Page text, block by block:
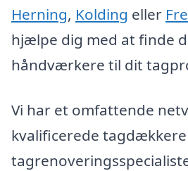
Herning, Kolding eller
hjælpe dig med at finde
håndværkere til dit
Vi har et omfattende
kvalificerede